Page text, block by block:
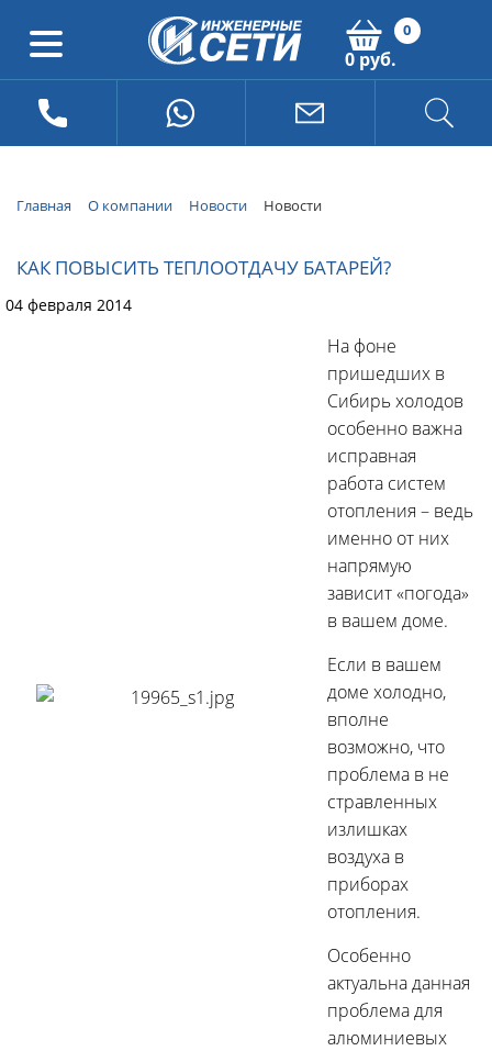
0
0 руб.
Главная О компании Новости Новости
КАК ПОВЫСИТЬ ТЕПЛООТДАЧУ БАТАРЕЙ?
04 февраля 2014
На фоне
пришедших в
Сибирь холодов
особенно важна
исправная
работа систем
отопления – ведь
именно от них
напрямую
зависит «погода»
в вашем доме.
Если в вашем
доме холодно,
вполне
возможно, что
проблема в не
стравленных
излишках
воздуха в
приборах
отопления.
Особенно
актуальна данная
проблема для
алюминиевых